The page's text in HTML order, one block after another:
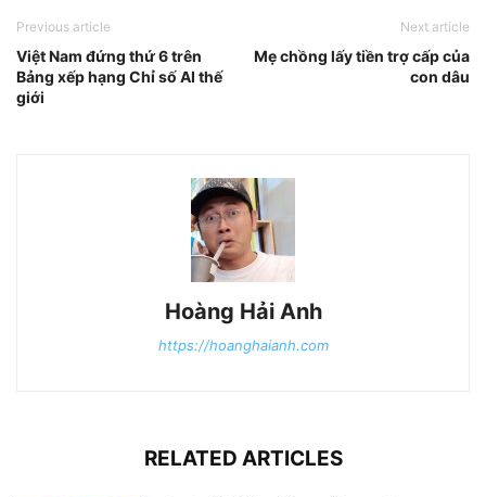
Previous article
Việt Nam đứng thứ 6 trên
Bảng xếp hạng Chỉ số AI thế
giới
Next article
Mẹ chồng lấy tiền trợ cấp của
con dâu
Hoàng Hải Anh
https://hoanghaianh.com
RELATED ARTICLES